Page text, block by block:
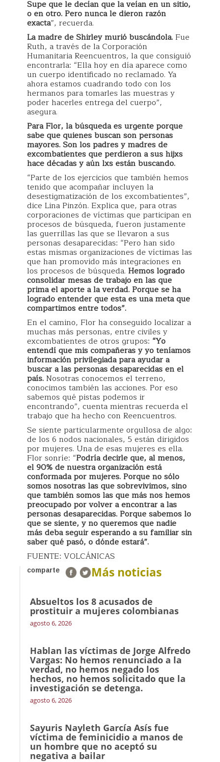
Supe que le decían que la veían en un sitio,
o en otro. Pero nunca le dieron razón
exacta”, recuerda.
La madre de Shirley murió buscándola.Fue
Ruth, a través de la Corporación
Humanitaria Reencuentros, la que consiguió
encontrarla: “Ella hoy en día aparece como
un cuerpo identificado no reclamado. Ya
ahora estamos cuadrando todo con los
hermanos para tomarles las muestras y
poder hacerles entrega del cuerpo”,
asegura.
Para Flor, la búsqueda es urgente porque
sabe que quienes buscan son personas
mayores. Son los padres y madres de
excombatientes que perdieron a sus hijxs
hace décadas y aún lxs están buscando.
“Parte de los ejercicios que también hemos
tenido que acompañar incluyen la
desestigmatización de los excombatientes”,
dice Lina Pinzón. Explica que, para otras
corporaciones de víctimas que participan en
procesos de búsqueda, fueron justamente
las guerrillas las que se llevaron a sus
personas desaparecidas: “Pero han sido
estas mismas organizaciones de víctimas las
que han promovido más integraciones en
los procesos de búsqueda. Hemos logrado
consolidar mesas de trabajo en las que
prima el aporte a la verdad. Porque se ha
logrado entender que esta es una meta que
compartimos entre todos”.
En el camino, Flor ha conseguido localizar a
muchas más personas, entre civiles y
excombatientes de otros grupos: “Yo
entendí que mis compañeras y yo teníamos
información privilegiada para ayudar a
buscar a las personas desaparecidas en el
país.Nosotras conocemos el terreno,
conocimos también las acciones. Por eso
sabemos qué pistas podemos ir
encontrando”, cuenta mientras recuerda el
trabajo que ha hecho con Reencuentros.
Se siente particularmente orgullosa de algo:
de los 6 nodos nacionales, 5 están dirigidos
por mujeres. Una de esas mujeres es ella.
Flor sonríe: “Podría decirle que, al menos,
el 90% de nuestra organización está
conformada por mujeres. Porque no sólo
somos nosotras las que sobrevivimos, sino
que también somos las que más nos hemos
preocupado por volver a encontrar a las
personas desaparecidas. Porque sabemos lo
que se siente, y no queremos que nadie
más deba seguir esperando a su familiar sin
saber qué pasó, o dónde estará”.
FUENTE: VOLCÁNICAS
comparte Más noticias
Absueltos los 8 acusados de
prostituir a mujeres colombianas
agosto 6, 2026
Hablan las víctimas de Jorge Alfredo
Vargas: No hemos renunciado a la
verdad, no hemos negado los
hechos, no hemos solicitado que la
investigación se detenga.
agosto 6, 2026
Sayuris Nayleth García Asís fue
víctima de feminicidio a manos de
un hombre que no aceptó su
negativa a bailar